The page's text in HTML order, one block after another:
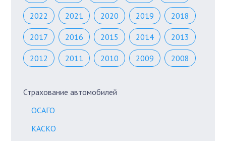
2022 2021 2020 2019 2018
2017 2016 2015 2014 2013
2012 2011 2010 2009 2008
Страхование автомобилей
ОСАГО
КАСКО